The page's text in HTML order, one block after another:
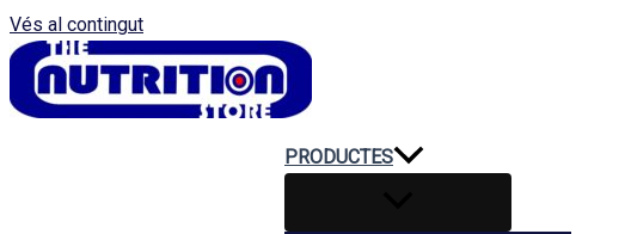
Vés al contingut
PRODUCTES